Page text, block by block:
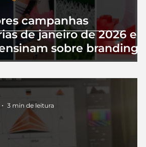
campanhas
de janeiro de 2026 e
sobre branding
3 min de leitura